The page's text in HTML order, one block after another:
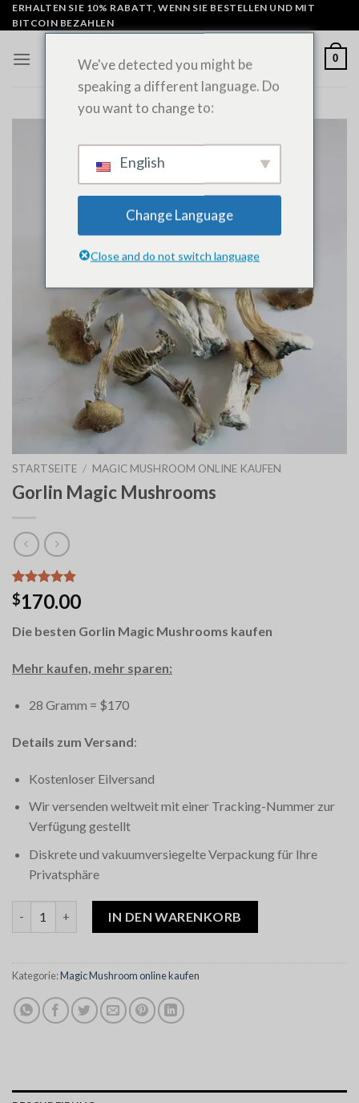
Zum
Inhalt
ERHALTEN SIE 10% RABATT, WENN SIE BESTELLEN UND MIT
BITCOIN BEZAHLEN
0
STARTSEITE / MAGIC MUSHROOM ONLINE KAUFEN
Gorlin Magic Mushrooms
Bewertet
mit5.00
basierend
12
$170.00
Die besten Gorlin Magic Mushrooms kaufen
Mehr kaufen, mehr sparen:
28 Gramm = $170
Details zum Versand:
Kostenloser Eilversand
Wir versenden weltweit mit einer Tracking-Nummer zur
Verfügung gestellt
Diskrete und vakuumversiegelte Verpackung für Ihre
Privatsphäre
IN DEN WARENKORB
Kategorie:Magic Mushroom online kaufen
We've detected you might be
speaking a different language. Do
you want to change to:
English
Change Language
Close and do not switch language